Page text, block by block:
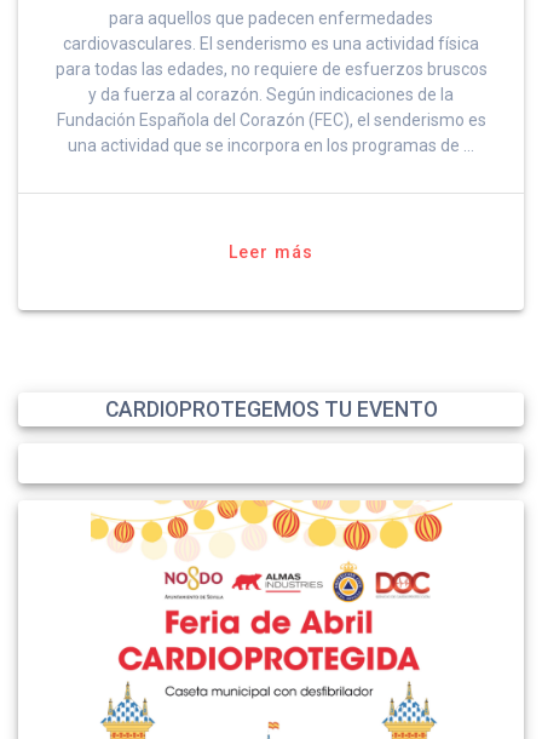
para aquellos que padecen enfermedades
cardiovasculares. El senderismo es una actividad física
para todas las edades, no requiere de esfuerzos bruscos
y da fuerza al corazón. Según indicaciones de la
Fundación Española del Corazón (FEC), el senderismo es
una actividad que se incorpora en los programas de …
Leer más
CARDIOPROTEGEMOS TU EVENTO